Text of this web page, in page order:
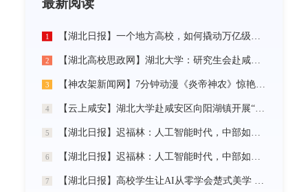
最新阅读
1 【湖北日报】一个地方高校，如何撬动万亿级未来产业
2 【湖北高校思政网】湖北大学：研究生会赴咸宁市开展“党建引领三无小区治理”社会实践活动
3 【神农架新闻网】7分钟动漫《炎帝神农》惊艳首发
4 【云上咸安】湖北大学赴咸安区向阳湖镇开展“党建引领农村社区治理”调研服务活动
5 【湖北日报】迟福林：人工智能时代，中部如何走在前？
6 【湖北日报】迟福林：人工智能时代，中部如何走在前？
7 【湖北日报】高校学生让AI从零学会楚式美学 7分钟动漫《炎帝神农》惊艳首发